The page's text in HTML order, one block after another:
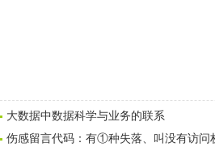
大数据中数据科学与业务的联系
伤感留言代码：有①种失落、叫没有访问